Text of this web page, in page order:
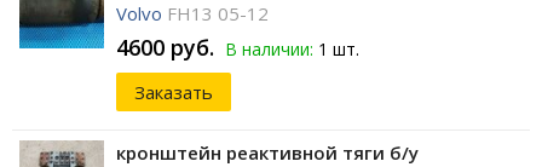
Volvo FH13 05-12
4600 руб. В наличии: 1 шт.
Заказать
кронштейн реактивной тяги б/у